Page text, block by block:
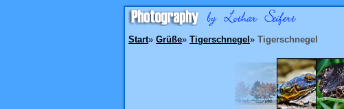
Start» Grüße» Tigerschnegel » Tigerschnegel